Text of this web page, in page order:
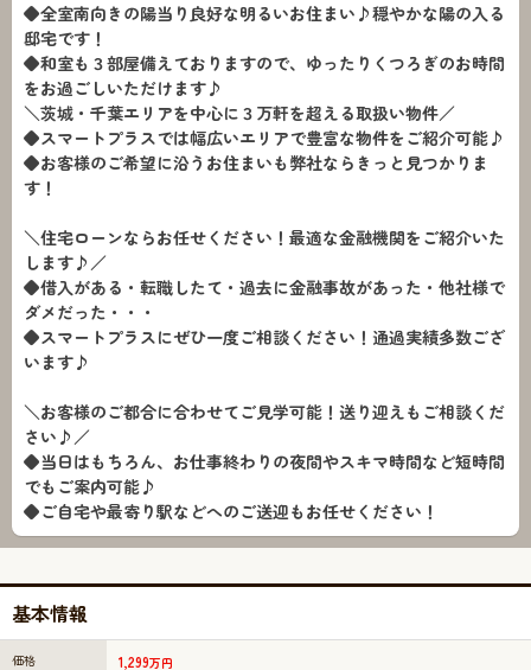
◆全室南向きの陽当り良好な明るいお住まい♪穏やかな陽の入る
邸宅です！
◆和室も３部屋備えておりますので、ゆったりくつろぎのお時間
をお過ごしいただけます♪
＼茨城・千葉エリアを中心に３万軒を超える取扱い物件／
◆スマートプラスでは幅広いエリアで豊富な物件をご紹介可能♪
◆お客様のご希望に沿うお住まいも弊社ならきっと見つかりま
す！
＼住宅ローンならお任せください！最適な金融機関をご紹介いた
します♪／
◆借入がある・転職したて・過去に金融事故があった・他社様で
ダメだった・・・
◆スマートプラスにぜひ一度ご相談ください！通過実績多数ござ
います♪
＼お客様のご都合に合わせてご見学可能！送り迎えもご相談くだ
さい♪／
◆当日はもちろん、お仕事終わりの夜間やスキマ時間など短時間
でもご案内可能♪
◆ご自宅や最寄り駅などへのご送迎もお任せください！
基本情報
価格 1,299万円